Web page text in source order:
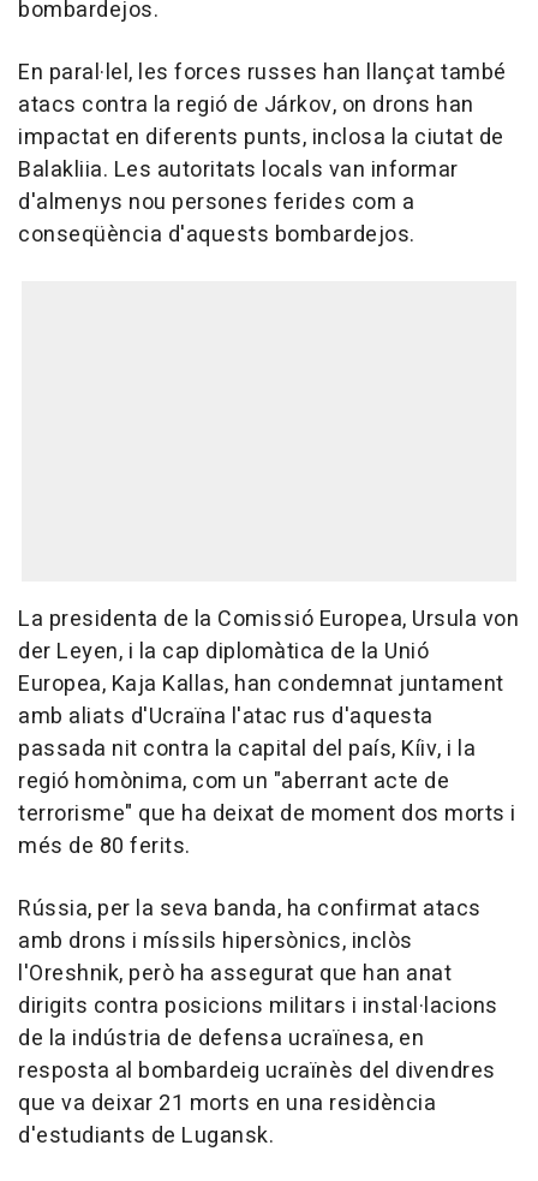
bombardejos.
En paral·lel, les forces russes han llançat també
atacs contra la regió de Járkov, on drons han
impactat en diferents punts, inclosa la ciutat de
Balakliia. Les autoritats locals van informar
d'almenys nou persones ferides com a
conseqüència d'aquests bombardejos.
La presidenta de la Comissió Europea, Ursula von
der Leyen, i la cap diplomàtica de la Unió
Europea, Kaja Kallas, han condemnat juntament
amb aliats d'Ucraïna l'atac rus d'aquesta
passada nit contra la capital del país, Kíiv, i la
regió homònima, com un "aberrant acte de
terrorisme" que ha deixat de moment dos morts i
més de 80 ferits.
Rússia, per la seva banda, ha confirmat atacs
amb drons i míssils hipersònics, inclòs
l'Oreshnik, però ha assegurat que han anat
dirigits contra posicions militars i instal·lacions
de la indústria de defensa ucraïnesa, en
resposta al bombardeig ucraïnès del divendres
que va deixar 21 morts en una residència
d'estudiants de Lugansk.